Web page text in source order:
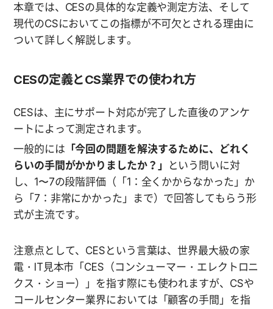
本章では、CESの具体的な定義や測定方法、そして
現代のCSにおいてこの指標が不可欠とされる理由に
ついて詳しく解説します。
CESの定義とCS業界での使われ方
CESは、主にサポート対応が完了した直後のアンケ
ートによって測定されます。
一般的には 「今回の問題を解決するために、どれく
らいの手間がかかりましたか？」
という問いに対
し、1〜7の段階評価（「1：全くかからなかった」か
ら「7：非常にかかった」まで）で回答してもらう形
式が主流です。
注意点として、CESという言葉は、世界最大級の家
電・IT見本市「CES（コンシューマー・エレクトロニ
クス・ショー）」を指す際にも使われますが、CSや
コールセンター業界においては「顧客の手間」を指